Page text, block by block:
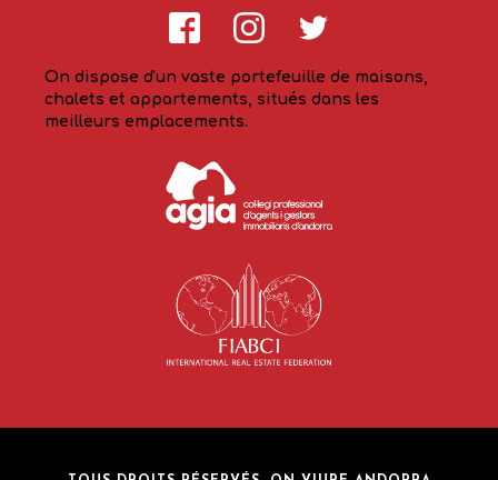
On dispose d'un vaste portefeuille de maisons,
chalets et appartements, situés dans les
meilleurs emplacements.